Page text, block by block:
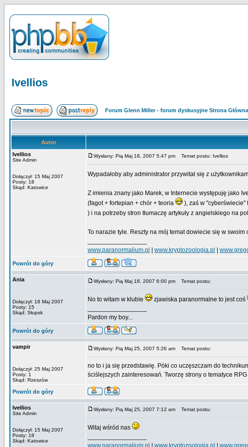
Ivellios
Forum Glenn Miller - forum dyskusyjne Strona Główna
Autor
Ivellios
Site Admin
Dołączył: 15 Maj 2007
Posty: 18
Skąd: Katowice
Wysłany: Pią Maj 18, 2007 5:47 pm Temat postu: Ivellios
Wypadałoby aby administrator przywitał się z
Z imienia znany jako Marek, w Internecie występuję jako
(fagot + fortepian + chór + teoria
), zaś w "cyberświecie"
) i na potrzeby stron tłumaczę artykuły z angielskiego na
To narazie tyle. Reszty na mój temat dowiecie się w swoim
www.paranormalium.pl
www.kryptozoologia.pl
Powrót do góry
Ania
Dołączył: 18 Maj 2007
Posty: 15
Skąd: Słupsk
Wysłany: Pią Maj 18, 2007 6:00 pm Temat postu:
No to witam w klubie zjawiska paranormalne to jest coś
Pardon my boy...
Powrót do góry
vampir
Dołączył: 25 Maj 2007
Posty: 1
Skąd: Rzeszów
Wysłany: Pią Maj 25, 2007 5:26 am Temat postu:
no to i ja się przedstawię. Póki co uczęszczam do
ściślejszych zainteresowań. Tworzę strony o tematyce
Powrót do góry
Ivellios
Site Admin
Dołączył: 15 Maj 2007
Posty: 18
Skąd: Katowice
Wysłany: Pią Maj 25, 2007 7:12 am Temat postu:
Witaj wśród nas
www.paranormalium.pl
www.kryptozoologia.pl